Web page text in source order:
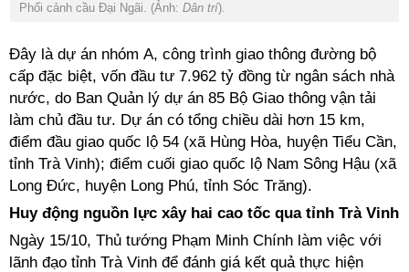
Phối cảnh cầu Đại Ngãi. (Ảnh: Dân trí).
Đây là dự án nhóm A, công trình giao thông đường bộ
cấp đặc biệt, vốn đầu tư 7.962 tỷ đồng từ ngân sách nhà
nước, do Ban Quản lý dự án 85 Bộ Giao thông vận tải
làm chủ đầu tư. Dự án có tổng chiều dài hơn 15 km,
điểm đầu giao quốc lộ 54 (xã Hùng Hòa, huyện Tiểu Cần,
tỉnh Trà Vinh); điểm cuối giao quốc lộ Nam Sông Hậu (xã
Long Đức, huyện Long Phú, tỉnh Sóc Trăng).
Huy động nguồn lực xây hai cao tốc qua tỉnh Trà Vinh
Ngày 15/10, Thủ tướng Phạm Minh Chính làm việc với
lãnh đạo tỉnh Trà Vinh để đánh giá kết quả thực hiện